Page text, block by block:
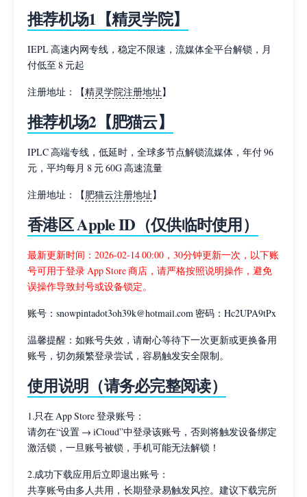
推荐机场1【精灵学院】
IEPL 高速内网专线，稳定不限速，流媒体全平台解锁，月
付低至 8 元起
注册地址：【精灵学院注册地址】
推荐机场2【肥猫云】
IPLC 高端专线，低延时，全球多节点解锁流媒体，年付 96
元，平均每月 8 元 60G 高速流量
注册地址：【肥猫云注册地址】
香港区 Apple ID（仅供临时使用）
最新更新时间：2026-02-14 00:00，30分钟更新一次，以下账
号可用于登录 App Store 商店，请严格按照说明操作，避免
误操作导致封号或设备锁定。
账号：snowpintadot3oh39k@hotmail.com 密码：Hc2UPA9tPx
温馨提醒：如账号失效，请耐心等待下一次更新或更换备用
账号，切勿频繁登录尝试，容易触发安全限制。
使用说明（请务必完整阅读）
1.只在 App Store 登录账号：
请勿在“设置 → iCloud”中登录该账号，否则将触发设备绑定
激活锁，一旦账号被锁，手机可能无法解锁！
2.成功下载应用后立即退出账号：
共享账号由多人共用，长期登录易触发风控。建议下载完所